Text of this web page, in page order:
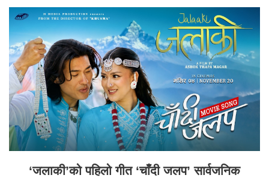
‘जलाकी’को पहिलो गीत ‘चाँदी जलप’ सार्वजनिक